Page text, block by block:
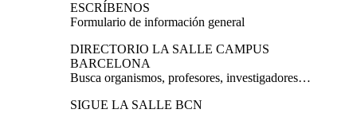
ESCRÍBENOS
Formulario de información general
DIRECTORIO LA SALLE CAMPUS
BARCELONA
Busca organismos, profesores, investigadores…
SIGUE LA SALLE BCN